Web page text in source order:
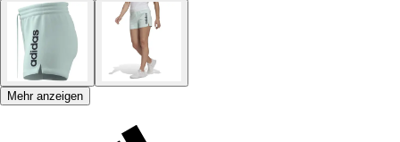
Mehr anzeigen